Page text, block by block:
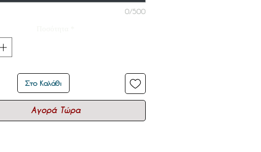
0/500
Στο Καλάθι
Αγορά Τώρα